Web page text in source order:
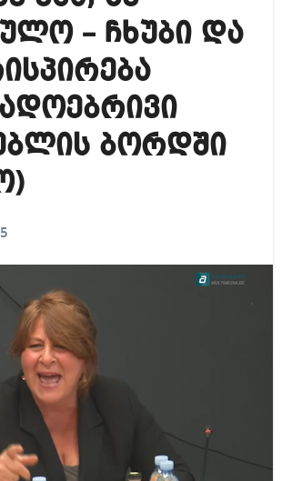
– ჩხუბი და
ბორდში